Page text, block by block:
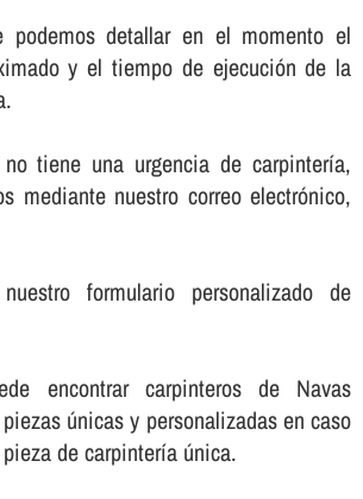
detallar en el momento el
y el tiempo de ejecución de la
tiene una urgencia de carpinterí­a,
mediante nuestro correo electrónico,
formulario personalizado de
encontrar carpinteros de Navas
únicas y personalizadas en caso
de carpinterí­a única.